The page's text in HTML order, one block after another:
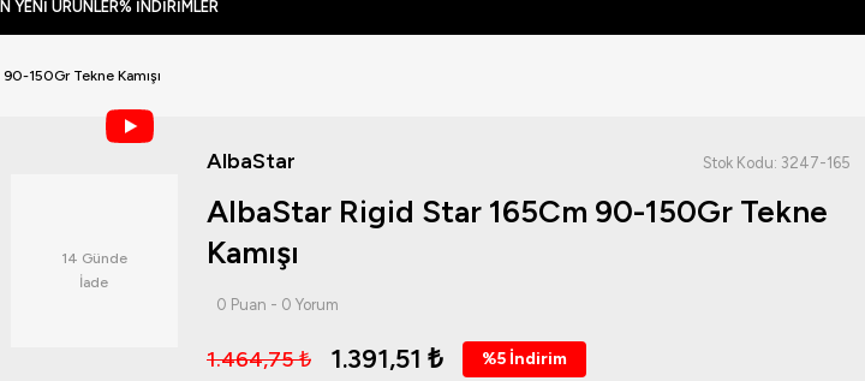
YENİ ÜRÜNLER% İNDİRİMLER
150Gr Tekne Kamışı
14 Günde
İade
AlbaStar Stok Kodu: 3247-165
AlbaStar Rigid Star 165Cm 90-150Gr Tekne
Kamışı
0 Puan - 0 Yorum
1.464,75 ₺ 1.391,51 ₺ %5 İndirim